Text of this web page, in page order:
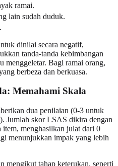
ramai.
lain sudah duduk.
dinilai secara negatif,
tanda-tanda kebimbangan
menggeletar. Bagi ramai orang,
berbeza dan berkuasa.
: Memahami Skala
dua penilaian (0-3 untuk
Jumlah skor LSAS dikira dengan
menghasilkan julat dari 0
menunjukkan impak yang lebih
mengikut tahap keterukan, seperti